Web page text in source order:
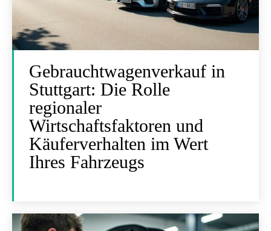
Gebrauchtwagenverkauf in
Stuttgart: Die Rolle
regionaler
Wirtschaftsfaktoren und
Käuferverhalten im Wert
Ihres Fahrzeugs